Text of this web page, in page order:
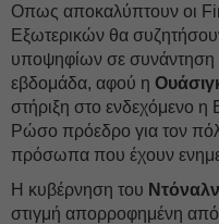
Οπως αποκαλύπτουν οι
Εξωτερικών θα
υποψηφίων σε συνάντηση
εβδομάδα, αφού η
στήριξη στο ενδεχόμενο
Ρώσο πρόεδρο για τον
πρόσωπα που έχουν
Η κυβέρνηση του
στιγμή απορροφημένη από